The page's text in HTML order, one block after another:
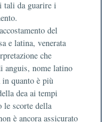
tali da guarire i
del
e latina, venerata
che
anguis, nome latino
quanto è più
dea ai tempi
le scorte della
è ancora assicurato